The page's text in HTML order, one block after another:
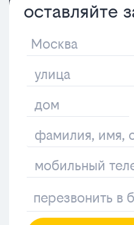
оставляйте